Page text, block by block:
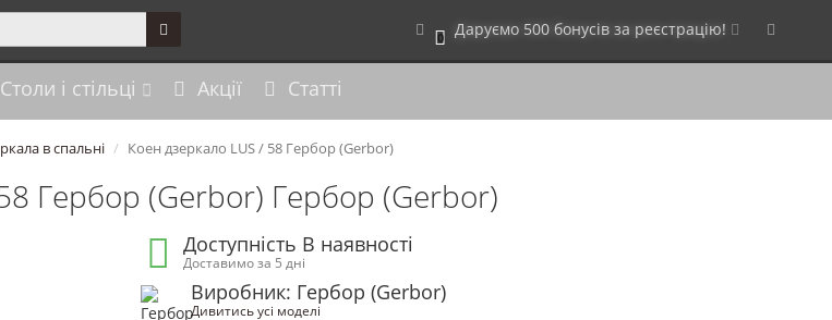
0 Даруємо 500 бонусів за реєстрацію!
Столи і стільці Акції Статті
в спальні Коен дзеркало LUS / 58 Гербор (Gerbor)
Гербор (Gerbor) Гербор (Gerbor)
Доступність В наявності
Доставимо за 5 дні
Виробник: Гербор (Gerbor)
Дивитись усі моделі